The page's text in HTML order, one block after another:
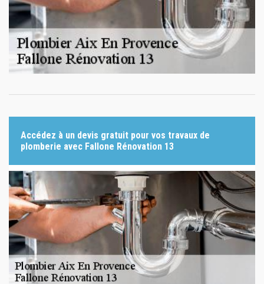
Accédez à un devis gratuit pour vos travaux de
plomberie avec Fallone Rénovation 13